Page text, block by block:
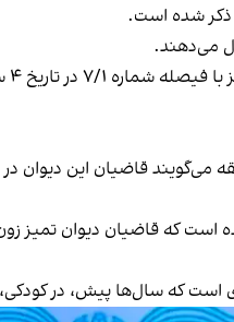
ذکر شده است.
می‌دهند.
است که قاضیان دیوان تمیز
که سال‌ها پیش، در کودکی،